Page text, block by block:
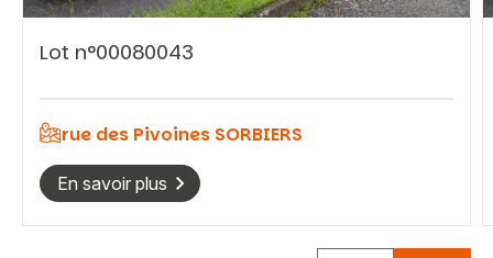
Lot n°00080043
rue des Pivoines SORBIERS
En savoir plus